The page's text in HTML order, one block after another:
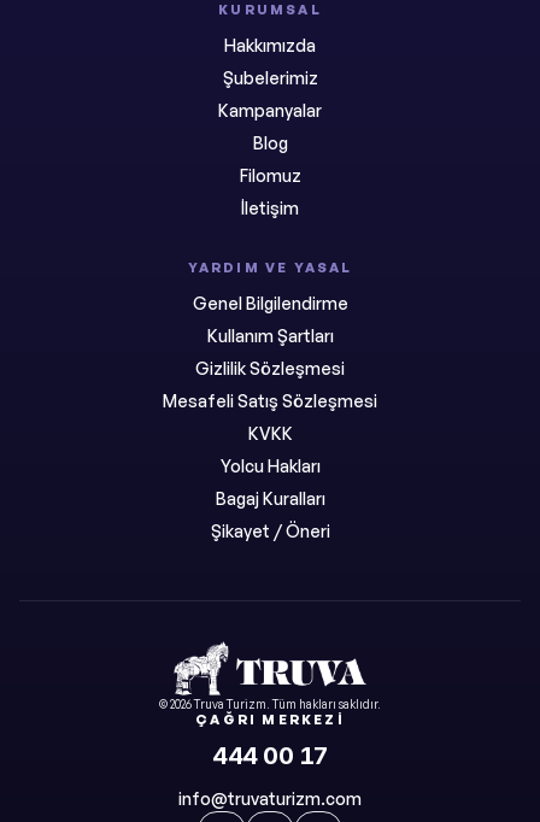
KURUMSAL
Hakkımızda
Şubelerimiz
Kampanyalar
Blog
Filomuz
İletişim
YARDIM VE YASAL
Genel Bilgilendirme
Kullanım Şartları
Gizlilik Sözleşmesi
Mesafeli Satış Sözleşmesi
KVKK
Yolcu Hakları
Bagaj Kuralları
Şikayet / Öneri
©2026Truva Turizm . Tüm hakları saklıdır.
ÇAĞRI MERKEZI
444 00 17
info@truvaturizm.com